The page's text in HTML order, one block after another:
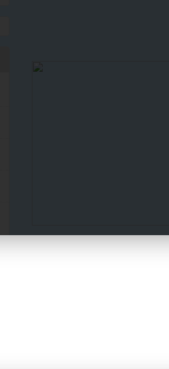
หากไม่ต้องการพลาดข่าวสารอย่
เลือกเห็นโพสต์ก่อนของ